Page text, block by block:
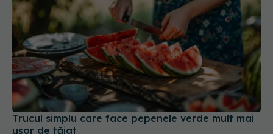
Trucul simplu care face pepenele verde mult mai
ușor de tăiat